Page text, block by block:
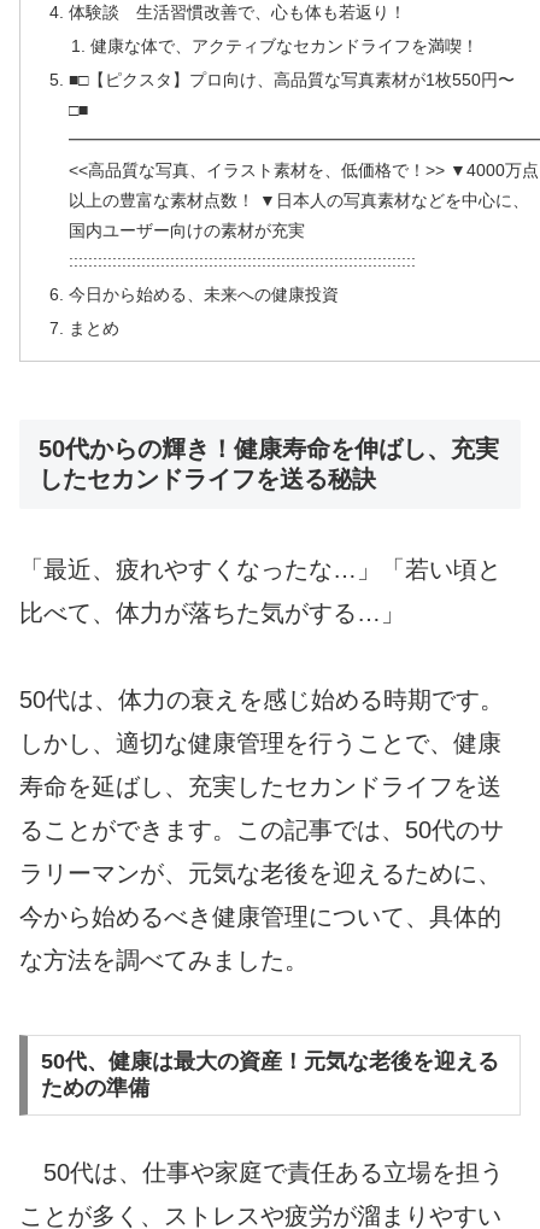
体験談 生活習慣改善で、心も体も若返り！
健康な体で、アクティブなセカンドライフを満喫！
■□【ピクスタ】プロ向け、高品質な写真素材が1枚550円〜
□■
<<高品質な写真、イラスト素材を、低価格で！>> ▼4000万点
以上の豊富な素材点数！ ▼日本人の写真素材などを中心に、
国内ユーザー向けの素材が充実
::::::::::::::::::::::::::::::::::::::::::::::::::::::::::::::::::::::::
今日から始める、未来への健康投資
まとめ
50代からの輝き！健康寿命を伸ばし、充実
したセカンドライフを送る秘訣
「最近、疲れやすくなったな…」「若い頃と
比べて、体力が落ちた気がする…」
50代は、体力の衰えを感じ始める時期です。
しかし、適切な健康管理を行うことで、健康
寿命を延ばし、充実したセカンドライフを送
ることができます。この記事では、50代のサ
ラリーマンが、元気な老後を迎えるために、
今から始めるべき健康管理について、具体的
な方法を調べてみました。
50代、健康は最大の資産！元気な老後を迎える
ための準備
50代は、仕事や家庭で責任ある立場を担う
ことが多く、ストレスや疲労が溜まりやすい